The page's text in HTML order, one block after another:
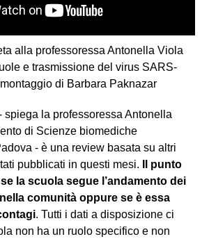
alla professoressa Antonella Viola
e trasmissione del virus SARS-
di Barbara Paknazar
spiega la professoressa Antonella
di Scienze biomediche
- è una review basata su altri
pubblicati in questi mesi.
Il punto
la scuola segue l’andamento dei
comunità oppure se è essa
. Tutti i dati a disposizione ci
non ha un ruolo specifico e non